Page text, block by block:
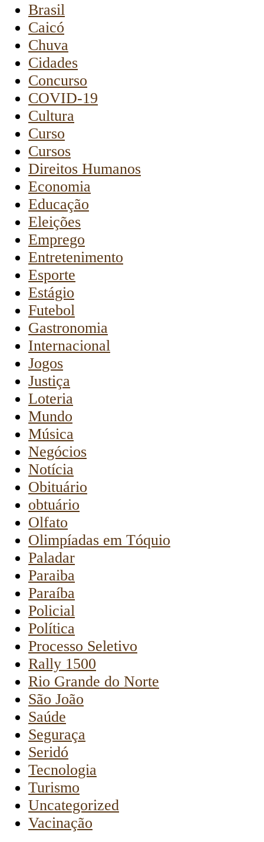
Brasil
Caicó
Chuva
Cidades
Concurso
COVID-19
Cultura
Curso
Cursos
Direitos Humanos
Economia
Educação
Eleições
Emprego
Entretenimento
Esporte
Estágio
Futebol
Gastronomia
Internacional
Jogos
Justiça
Loteria
Mundo
Música
Negócios
Notícia
Obituário
obtuário
Olfato
Olimpíadas em Tóquio
Paladar
Paraiba
Paraíba
Policial
Política
Processo Seletivo
Rally 1500
Rio Grande do Norte
São João
Saúde
Seguraça
Seridó
Tecnologia
Turismo
Uncategorized
Vacinação